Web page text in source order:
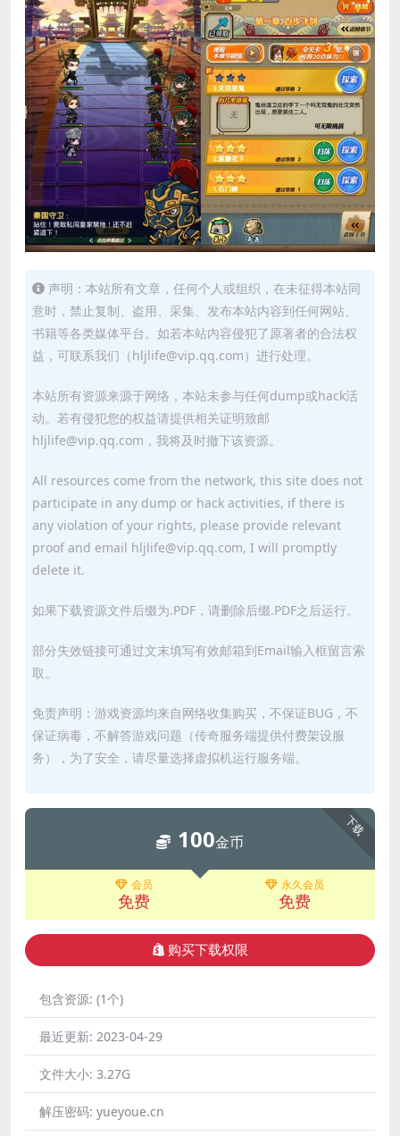
声明：本站所有文章，任何个人或组织，在未征得本站同
意时，禁止复制、盗用、采集、发布本站内容到任何网站、
书籍等各类媒体平台。如若本站内容侵犯了原著者的合法权
益，可联系我们（hljlife@vip.qq.com）进行处理。
本站所有资源来源于网络，本站未参与任何dump或hack活
动。若有侵犯您的权益请提供相关证明致邮
hljlife@vip.qq.com，我将及时撤下该资源。
All resources come from the network, this site does not
participate in any dump or hack activities, if there is
any violation of your rights, please provide relevant
proof and email hljlife@vip.qq.com, I will promptly
delete it.
如果下载资源文件后缀为.PDF，请删除后缀.PDF之后运行。
部分失效链接可通过文末填写有效邮箱到Email输入框留言索
取。
免责声明：游戏资源均来自网络收集购买，不保证BUG，不
保证病毒，不解答游戏问题（传奇服务端提供付费架设服
务），为了安全，请尽量选择虚拟机运行服务端。
下载
100金币
会员
免费
永久会员
免费
购买下载权限
包含资源: (1个)
最近更新: 2023-04-29
文件大小: 3.27G
解压密码: yueyoue.cn